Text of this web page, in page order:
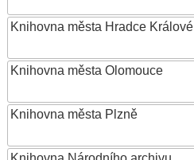
Knihovna města Hradce Králové
Knihovna města Olomouce
Knihovna města Plzně